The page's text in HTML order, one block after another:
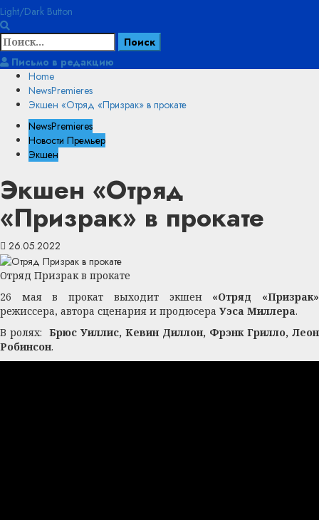
Light/Dark Button
Найти:
Письмо в редакцию
Home
NewsPremieres
Экшен «Отряд «Призрак» в прокате
NewsPremieres
Новости Премьер
Экшен
Экшен «Отряд
«Призрак» в прокате
26.05.2022
Отряд Призрак в прокате
26 мая в прокат выходит экшен «Отряд «Призрак»
режиссера, автора сценария и продюсера Уэса Миллера.
В ролях: Брюс Уиллис, Кевин Диллон, Фрэнк Грилло, Леон
Робинсон.